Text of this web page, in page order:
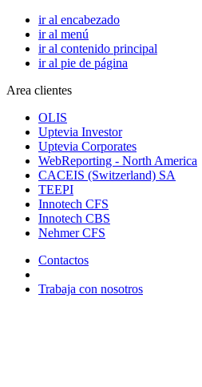
ir al encabezado
ir al menú
ir al contenido principal
ir al pie de página
Area clientes
OLIS
Uptevia Investor
Uptevia Corporates
WebReporting - North America
CACEIS (Switzerland) SA
TEEPI
Innotech CFS
Innotech CBS
Nehmer CFS
Contactos
Trabaja con nosotros